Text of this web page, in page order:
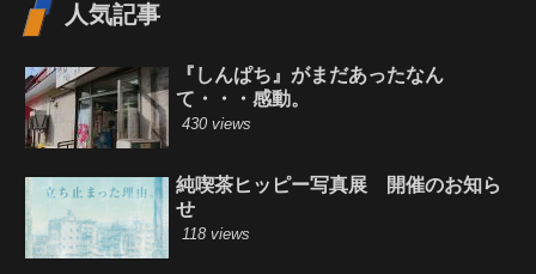
人気記事
『しんぱち』がまだあったなん
て・・・感動。
430 views
純喫茶ヒッピー写真展 開催のお知ら
せ
118 views